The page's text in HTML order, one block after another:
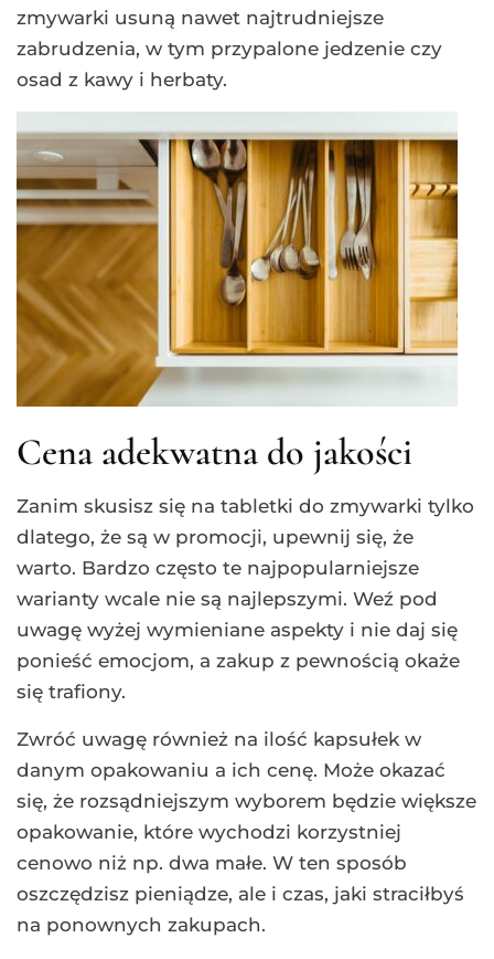
zmywarki usuną nawet najtrudniejsze
zabrudzenia, w tym przypalone jedzenie czy
osad z kawy i herbaty.
Cena adekwatna do jakości
Zanim skusisz się na tabletki do zmywarki tylko
dlatego, że są w promocji, upewnij się, że
warto. Bardzo często te najpopularniejsze
warianty wcale nie są najlepszymi. Weź pod
uwagę wyżej wymieniane aspekty i nie daj się
ponieść emocjom, a zakup z pewnością okaże
się trafiony.
Zwróć uwagę również na ilość kapsułek w
danym opakowaniu a ich cenę. Może okazać
się, że rozsądniejszym wyborem będzie większe
opakowanie, które wychodzi korzystniej
cenowo niż np. dwa małe. W ten sposób
oszczędzisz pieniądze, ale i czas, jaki straciłbyś
na ponownych zakupach.